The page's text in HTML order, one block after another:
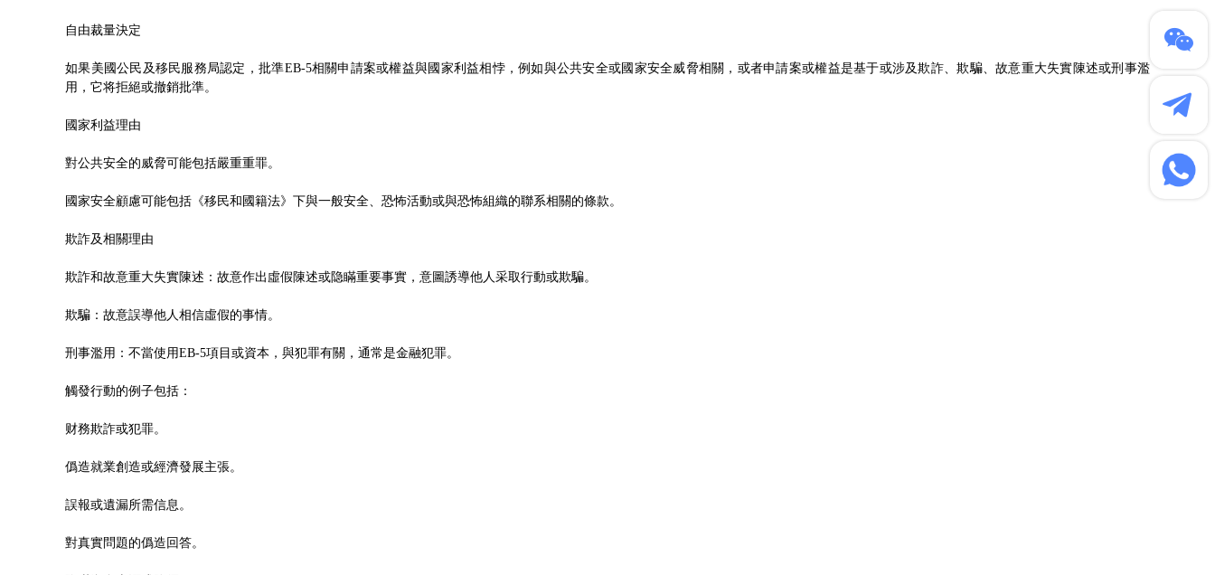
自由裁量決定
如果美國公民及移民服務局認定，批準EB-5相關申請案或權益與國家利益相悖，例如與公共安全或國家安全威脅相關，或者申請案或權益是基于或涉及欺詐、欺騙、故意重大失實陳述或刑事濫
用，它将拒絕或撤銷批準。
國家利益理由
對公共安全的威脅可能包括嚴重重罪。
國家安全顧慮可能包括《移民和國籍法》下與一般安全、恐怖活動或與恐怖組織的聯系相關的條款。
欺詐及相關理由
欺詐和故意重大失實陳述：故意作出虛假陳述或隐瞞重要事實，意圖誘導他人采取行動或欺騙。
欺騙：故意誤導他人相信虛假的事情。
刑事濫用：不當使用EB-5項目或資本，與犯罪有關，通常是金融犯罪。
觸發行動的例子包括：
财務欺詐或犯罪。
僞造就業創造或經濟發展主張。
誤報或遺漏所需信息。
對真實問題的僞造回答。